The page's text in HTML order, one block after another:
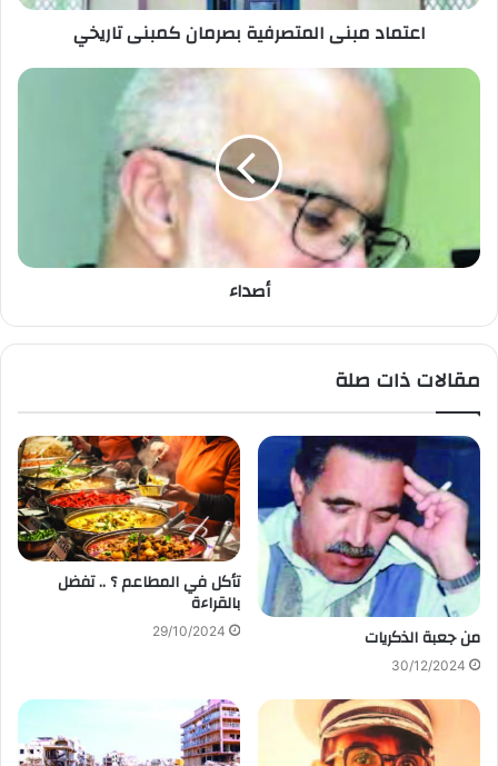
اعتماد مبنى المتصرفية بصرمان كمبنى تاريخي
أصداء
مقالات ذات صلة
من جعبة الذكريات
30/12/2024
تأكل في المطاعم ؟ .. تفضل
بالقراءة
29/10/2024